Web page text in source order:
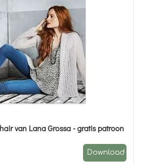
van Lana Grossa - gratis patroon
Download